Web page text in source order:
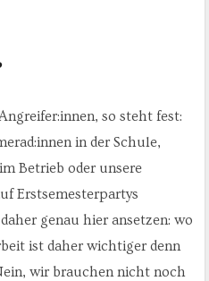
so steht fest:
in der Schule,
Betrieb oder unsere
Erstsemesterpartys
genau hier ansetzen: wo
ist daher wichtiger denn
wir brauchen nicht noch